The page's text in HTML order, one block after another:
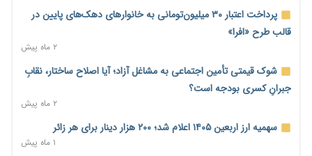
ترمز تولید خودرو کشیده شد؛ افت ۲۵ درصدی تیراژ ایران‌خودرو،
سایپا و پارس‌خودرو
۱ روز پیش
بنگاه‌داری بانک‌ها؛ مانع بزرگ خانه‌دار شدن مستأجران
نماینده مجلس: توسعه مرزهای زمینی به راهبرد تأمین کالاهای
اساسی تبدیل شود
۱ روز پیش
پرداخت اعتبار ۳۰ میلیون‌تومانی به خانوارهای دهک‌های پایین در
قالب طرح «افرا»
۲ ماه پیش
شوک قیمتی تأمین اجتماعی به مشاغل آزاد؛ آیا اصلاح ساختار، نقابِ
جبرانِ کسری بودجه است؟
۲ ماه پیش
سهمیه ارز اربعین ۱۴۰۵ اعلام شد؛ ۲۰۰ هزار دینار برای هر زائر
۱ ماه پیش